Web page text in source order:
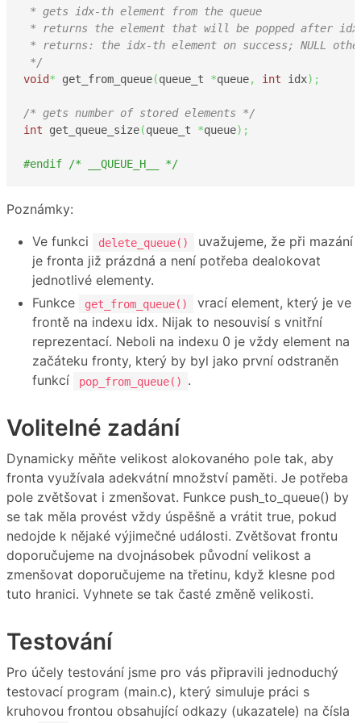
* gets idx-th element from the queue
* returns the element that will be popped after
* returns: the idx-th element on success; NULL
*/
void* get_from_queue(queue_t *queue, int idx) ;
/* gets number of stored elements */
int get_queue_size(queue_t *queue) ;
#endif /* __QUEUE_H__ */
Poznámky:
Ve funkci
delete_queue()
uvažujeme, že při mazání
je fronta již prázdná a není potřeba dealokovat
jednotlivé elementy.
Funkce
get_from_queue()
vrací element, který je ve
frontě na indexu idx. Nijak to nesouvisí s vnitřní
reprezentací. Neboli na indexu 0 je vždy element na
začáteku fronty, který by byl jako první odstraněn
funkcí
pop_from_queue() .
Volitelné zadání
Dynamicky měňte velikost alokovaného pole tak, aby
fronta využívala adekvátní množství paměti. Je potřeba
pole zvětšovat i zmenšovat. Funkce push_to_queue() by
se tak měla provést vždy úspěšně a vrátit true, pokud
nedojde k nějaké výjimečné události. Zvětšovat frontu
doporučujeme na dvojnásobek původní velikost a
zmenšovat doporučujeme na třetinu, když klesne pod
tuto hranici. Vyhnete se tak časté změně velikosti.
Testování
Pro účely testování jsme pro vás připravili jednoduchý
testovací program (main.c), který simuluje práci s
kruhovou frontou obsahující odkazy (ukazatele) na čísla